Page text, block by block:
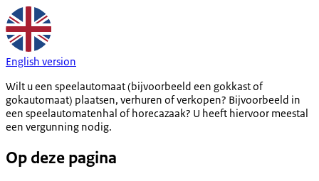
English version
Wilt u een speelautomaat (bijvoorbeeld een gokkast of
gokautomaat) plaatsen, verhuren of verkopen? Bijvoorbeeld in
een speelautomatenhal of horecazaak? U heeft hiervoor meestal
een vergunning nodig.
Op deze pagina